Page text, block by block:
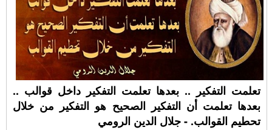
تعلمت التفكير .. بعدها تعلمت التفكير داخل قوالب ..
بعدها تعلمت أن التفكير الصحيح هو التفكير من خلال
تحطيم القوالب. - جلال الدين الرومي